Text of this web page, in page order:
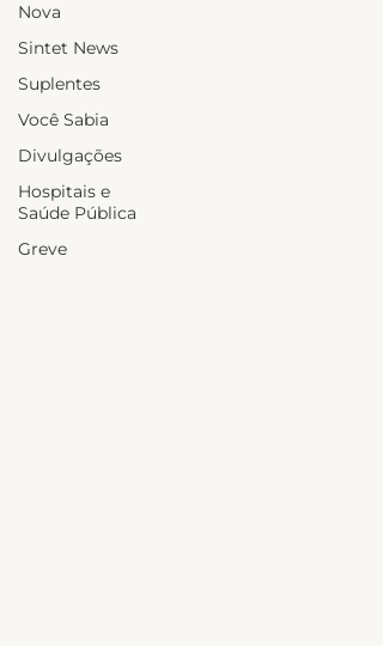
Nova
Sintet News
Suplentes
Você Sabia
Divulgações
Hospitais e
Saúde Pública
Greve